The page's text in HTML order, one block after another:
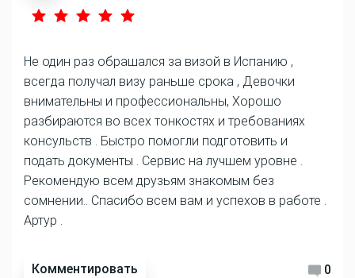
Не один раз обрашался за визой в Испанию ,
всегда получал визу раньше срока , Девочки
внимательны и профессиональны, Хорошо
разбираются во всех тонкостях и требованиях
консульств . Быстро помогли подготовить и
подать документы . Сервис на лучшем уровне .
Рекомендую всем друзьям знакомым без
сомнении.. Спасибо всем вам и успехов в работе .
Артур .
Комментировать 0